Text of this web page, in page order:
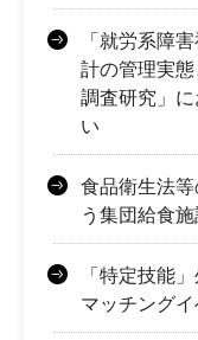
「就労系障
計の管理実
調査研究」
い
食品衛生法
う集団給食
「特定技能
マッチング